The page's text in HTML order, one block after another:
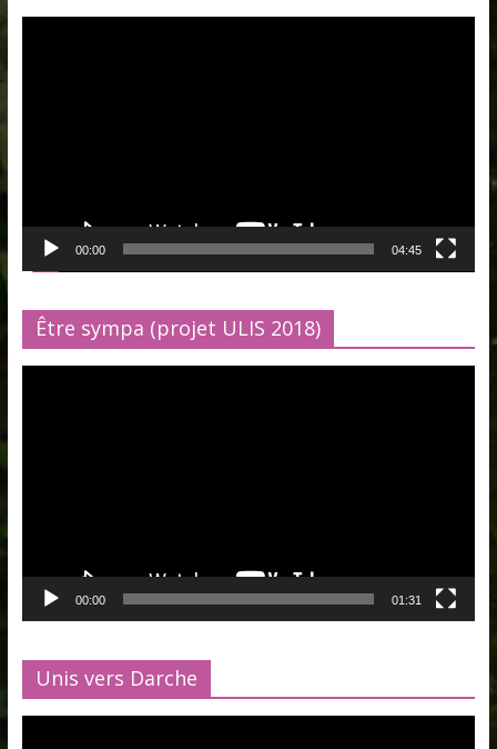
00:00 04:45
Être sympa (projet ULIS 2018)
00:00 01:31
Unis vers Darche